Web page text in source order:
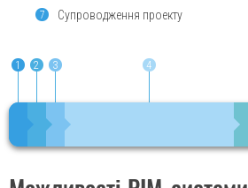
7 Супроводження проекту
1 2 3 4